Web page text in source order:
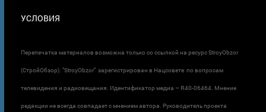
УСЛОВИЯ
Перепечатка материалов возможна только со ссылкой на ресурс StroyObzor
(СтройОбзор). "StroyObzor" зарегистрирован в Нацсовете по вопросам
телевидения и радиовещания. Идентификатор медиа – R40-06464. Мнение
редакции не всегда совпадает с мнением автора. Руководитель проекта